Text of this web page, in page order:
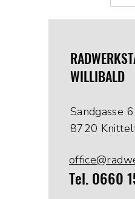
WILLIBALD
Sandgasse
8720
Tel. 0660